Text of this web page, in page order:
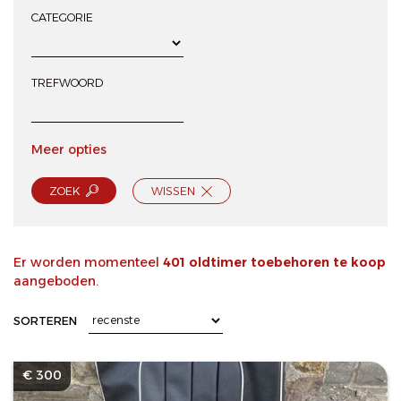
CATEGORIE
TREFWOORD
Meer opties
ZOEK WISSEN
Er worden momenteel 401 oldtimer toebehoren te koop
aangeboden.
SORTEREN
€ 300